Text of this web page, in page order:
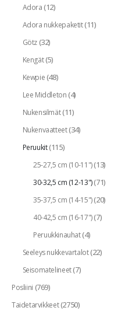
Adora(12)
Adora nukkepaketit(11)
Götz(32)
Kengät(5)
Kewpie(48)
Lee Middleton(4)
Nukensilmät(11)
Nukenvaatteet(34)
Peruukit(115)
25-27,5 cm (10-11")(13)
30-32,5 cm (12-13")(71)
35-37,5 cm (14-15")(20)
40-42,5 cm (16-17")(7)
Peruukkinauhat(4)
Seeleys nukkevartalot(22)
Seisomatelineet(7)
Posliini (769)
Taidetarvikkeet(2750)